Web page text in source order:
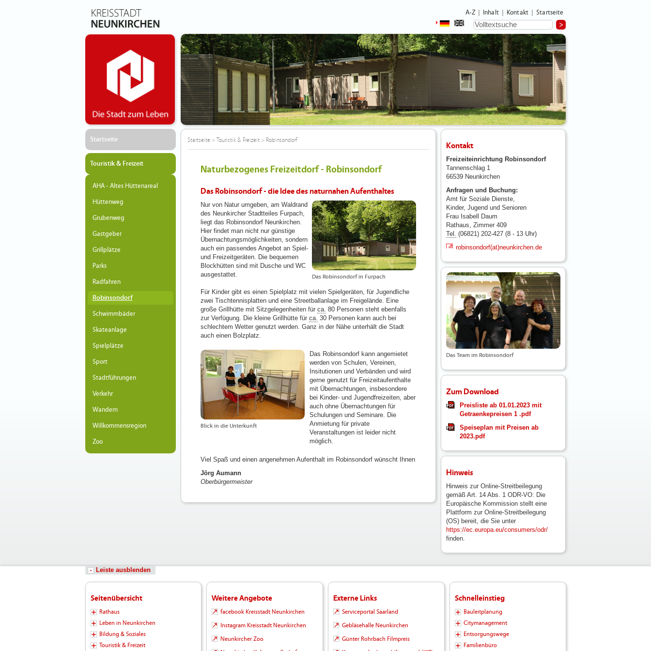
A-Z Inhalt Kontakt Startseite
Startseite
Touristik & Freizeit
AHA - Altes Hüttenareal
Hüttenweg
Grubenweg
Gastgeber
Grillplätze
Parks
Radfahren
Robinsondorf
Schwimmbäder
Skateanlage
Spielplätze
Sport
Stadtführungen
Verkehr
Wandern
Willkommensregion
Zoo
Startseite> Touristik & Freizeit> Robinsondorf
Naturbezogenes Freizeitdorf - Robinsondorf
Das Robinsondorf - die Idee des naturnahen Aufenthaltes
Das Robinsondorf in Furpach
Nur von Natur umgeben, am Waldrand
des Neunkircher Stadtteiles Furpach,
liegt das Robinsondorf Neunkirchen.
Hier findet man nicht nur günstige
Übernachtungsmöglichkeiten, sondern
auch ein passendes Angebot an Spiel-
und Freizeitgeräten. Die bequemen
Blockhütten sind mit Dusche und WC
ausgestattet.
Für Kinder gibt es einen Spielplatz mit vielen Spielgeräten, für Jugendliche
zwei Tischtennisplatten und eine Streetballanlage im Freigelände. Eine
große Grillhütte mit Sitzgelegenheiten für ca. 80 Personen steht ebenfalls
zur Verfügung. Die kleine Grillhütte für ca. 30 Personen kann auch bei
schlechtem Wetter genutzt werden. Ganz in der Nähe unterhält die Stadt
auch einen Bolzplatz.
Blick in die Unterkunft
Das Robinsondorf kann angemietet
werden von Schulen, Vereinen,
Insitutionen und Verbänden und wird
gerne genutzt für Freizeitaufenthalte
mit Übernachtungen, insbesondere
bei Kinder- und Jugendfreizeiten, aber
auch ohne Übernachtungen für
Schulungen und Seminare. Die
Anmietung für private
Veranstaltungen ist leider nicht
möglich.
Viel Spaß und einen angenehmen Aufenthalt im Robinsondorf wünscht Ihnen
Jörg Aumann
Oberbürgermeister
Kontakt
Freizeiteinrichtung Robinsondorf
Tannenschlag 1
66539 Neunkirchen
Anfragen und Buchung:
Amt für Soziale Dienste,
Kinder, Jugend und Senioren
Frau Isabell Daum
Rathaus, Zimmer 409
Tel. (06821) 202-427 (8 - 13 Uhr)
robinsondorf(at)neunkirchen.de
Das Team im Robinsondorf
Zum Download
Preisliste ab 01.01.2023 mit
Getraenkepreisen 1 .pdf
Speiseplan mit Preisen ab
2023.pdf
Hinweis
Hinweis zur Online-Streitbeilegung
gemäß Art. 14 Abs. 1 ODR-VO: Die
Europäische Kommission stellt eine
Plattform zur Online-Streitbeilegung
(OS) bereit, die Sie unter
https://ec.europa.eu/consumers/odr/
finden.
Leiste ausblenden
Seitenübersicht
Rathaus
Leben in Neunkirchen
Bildung & Soziales
Touristik & Freizeit
Weitere Angebote
facebook Kreisstadt Neunkirchen
Instagram Kreisstadt Neunkirchen
Neunkircher Zoo
Externe Links
Serviceportal Saarland
Gebläsehalle Neunkirchen
Günter Rohrbach Filmpreis
Schnelleinstieg
Bauleitplanung
Citymanagement
Entsorgungswege
Familienbüro